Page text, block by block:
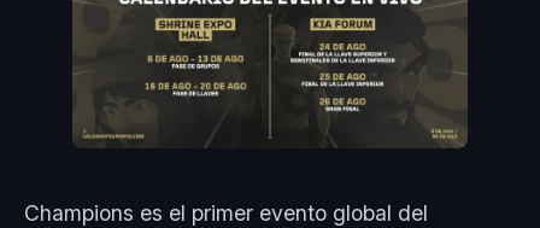
Champions es el primer evento global del